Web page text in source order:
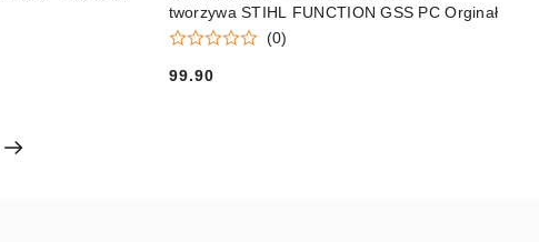
tworzywa STIHL FUNCTION GSS PC Orginał
(0)
Cena:
99.90